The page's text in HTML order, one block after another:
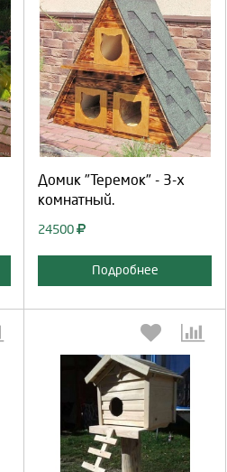
Домик "Теремок" - 3-х
комнатный.
24500
Подробнее
Выберите количество:
Продолжить Отмена
Выберите количество: